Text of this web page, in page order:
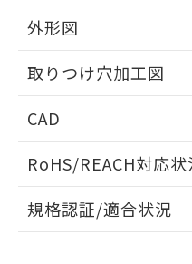
外形図
取りつけ穴加工図
CAD
ドすることができます
ログイ
RoHS/REACH対応状
EU RoHS 注意事項・
規格認証/適合状況
および当社の
引・商談に必
をご了承くだ
※当社の共同
指します。
下記の非含有証明
とができます。
EU RoHS指令（10
51物質の非含有証
るもので、過去に
ものではありませ
また、RoHS指令
荷製品に未対応品
欄に対応日を記載